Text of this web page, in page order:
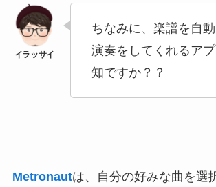
ちなみに、 楽譜を自
演奏をしてくれるアプ
知ですか？？
Metronautは、自分の好みな曲を選